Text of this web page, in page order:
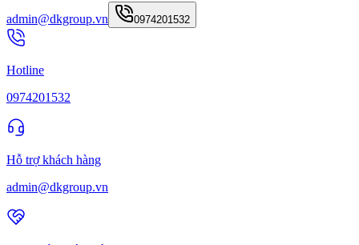
admin@dkgroup.vn 0974201532
Hotline
0974201532
Hỗ trợ khách hàng
admin@dkgroup.vn